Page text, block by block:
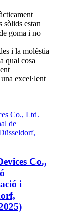
sòlids estan
goma i no
i la molèstia
qual cosa
excel·lent
Co.,
i